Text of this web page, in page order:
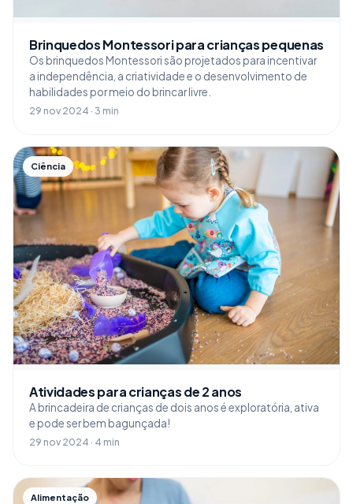
Brinquedos Montessori para crianças pequenas
Os brinquedos Montessori são projetados para incentivar
a independência, a criatividade e o desenvolvimento de
habilidades por meio do brincar livre.
29 nov 2024 · 3 min
Ciência
Atividades para crianças de 2 anos
A brincadeira de crianças de dois anos é exploratória, ativa
e pode ser bem bagunçada!
29 nov 2024 · 4 min
Alimentação